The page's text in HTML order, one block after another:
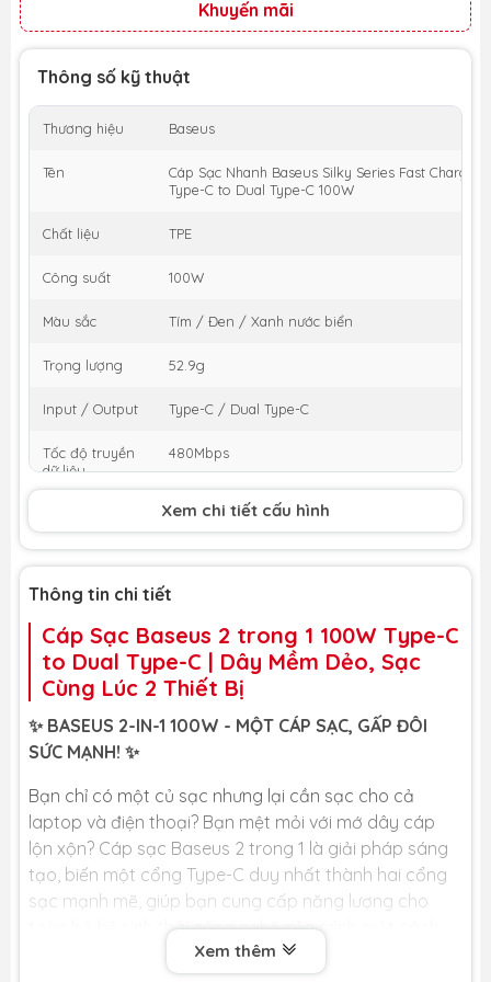
Khuyến mãi
Thông số kỹ thuật
Thương hiệu Baseus
Tên
Cáp Sạc Nhanh Baseus Silky Series Fast
Type-C to Dual Type-C 100W
Chất liệu TPE
Công suất 100W
Màu sắc Tím / Đen / Xanh nước biển
Trọng lượng 52.9g
Input / Output Type-C / Dual Type-C
Tốc độ truyền
dữ liệu
480Mbps
Xem chi tiết cấu hình
Thông tin chi tiết
Cáp Sạc Baseus 2 trong 1 100W Type-C
to Dual Type-C | Dây Mềm Dẻo, Sạc
Cùng Lúc 2 Thiết Bị
✨ BASEUS 2-IN-1 100W - MỘT CÁP SẠC, GẤP ĐÔI
SỨC MẠNH! ✨
Bạn chỉ có một củ sạc nhưng lại cần sạc cho cả
laptop và điện thoại? Bạn mệt mỏi với mớ dây cáp
lộn xộn? Cáp sạc Baseus 2 trong 1 là giải pháp sáng
tạo, biến một cổng Type-C duy nhất thành hai cổng
sạc mạnh mẽ, giúp bạn cung cấp năng lượng cho
toàn bộ hệ sinh thái công nghệ của mình một cách
Xem thêm